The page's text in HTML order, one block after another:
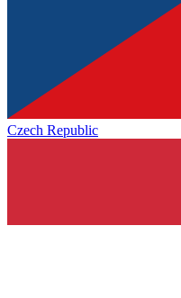
Czech Republic